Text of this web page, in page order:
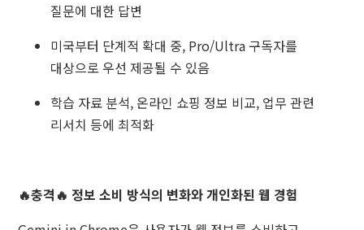
질문에 대한 답변
미국부터 단계적 확대 중, Pro/Ultra 구독자를
대상으로 우선 제공될 수 있음
학습 자료 분석, 온라인 쇼핑 정보 비교, 업무 관련
리서치 등에 최적화
🔥충격🔥 정보 소비 방식의 변화와 개인화된 웹 경험